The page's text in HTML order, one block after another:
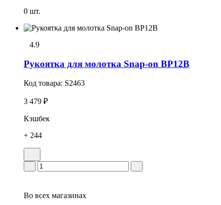
0 шт.
4.9
Рукоятка для молотка Snap-on BP12B
Код товара: S2463
3 479 ₽
Кэшбек
+ 244
Во всех магазинах